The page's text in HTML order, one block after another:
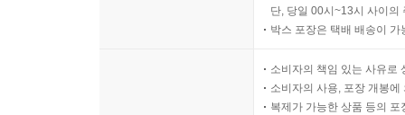
단, 당일 00시~13시 사이의
박스 포장은 택배 배송이
소비자의 책임 있는 사유로
소비자의 사용, 포장 개봉
복제가 가능한 상품 등의